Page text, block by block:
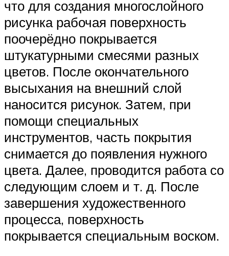
что для создания многослойного
рисунка рабочая поверхность
поочерёдно покрывается
штукатурными смесями разных
цветов. После окончательного
высыхания на внешний слой
наносится рисунок. Затем, при
помощи специальных
инструментов, часть покрытия
снимается до появления нужного
цвета. Далее, проводится работа со
следующим слоем и т. д. После
завершения художественного
процесса, поверхность
покрывается специальным воском.